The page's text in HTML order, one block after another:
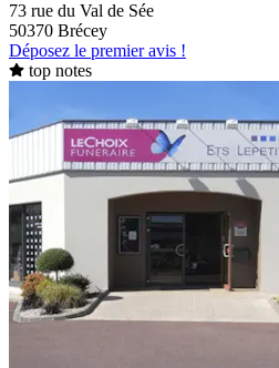
73 rue du Val de Sée
50370 Brécey
Déposez le premier avis !
top notes